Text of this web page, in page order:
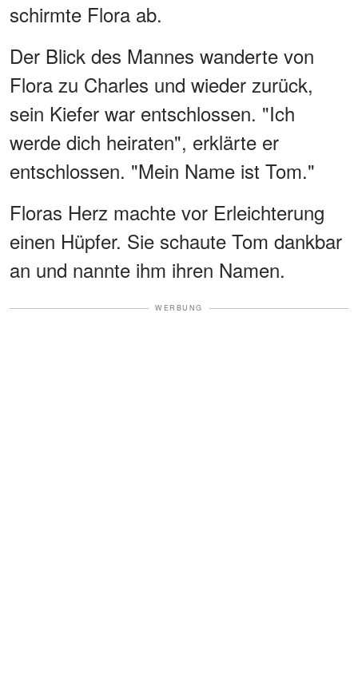
schirmte Flora ab.
Der Blick des Mannes wanderte von
Flora zu Charles und wieder zurück,
sein Kiefer war entschlossen. "Ich
werde dich heiraten", erklärte er
entschlossen. "Mein Name ist Tom."
Floras Herz machte vor Erleichterung
einen Hüpfer. Sie schaute Tom dankbar
an und nannte ihm ihren Namen.
WERBUNG